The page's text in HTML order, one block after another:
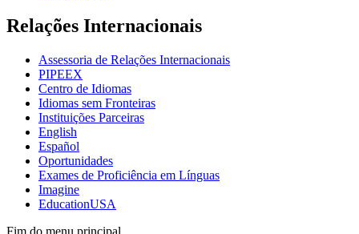
Relações Internacionais
Assessoria de Relações Internacionais
PIPEEX
Centro de Idiomas
Idiomas sem Fronteiras
Instituições Parceiras
English
Español
Oportunidades
Exames de Proficiência em Línguas
Imagine
EducationUSA
Fim do menu principal